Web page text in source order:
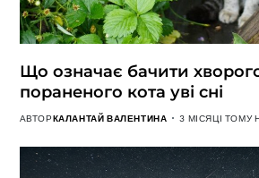
Що означає бачити
пораненого кота уві сні
АВТОРКАЛАНТАЙ ВАЛЕНТИНА 3 МІСЯЦІ ТОМУ